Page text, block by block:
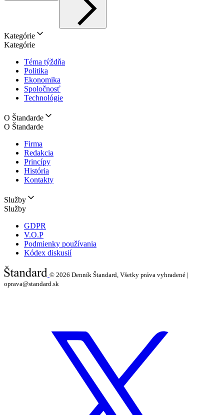
Kategórie
Kategórie
Téma týždňa
Politika
Ekonomika
Spoločnosť
Technológie
O Štandarde
O Štandarde
Firma
Redakcia
Princípy
História
Kontakty
Služby
Služby
GDPR
V.O.P
Podmienky používania
Kódex diskusií
© 2026 Denník Štandard, Všetky práva vyhradené |
oprava@standard.sk